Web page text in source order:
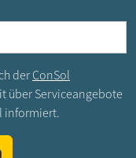
der ConSol
über Serviceangebote
informiert.